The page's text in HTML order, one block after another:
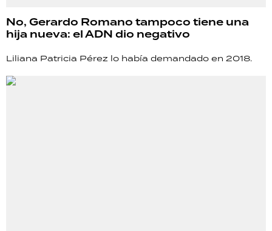
No, Gerardo Romano tampoco tiene una
hija nueva: el ADN dio negativo
Liliana Patricia Pérez lo había demandado en 2018.